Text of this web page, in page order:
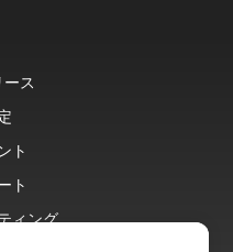
ス
ト
ト
ィング